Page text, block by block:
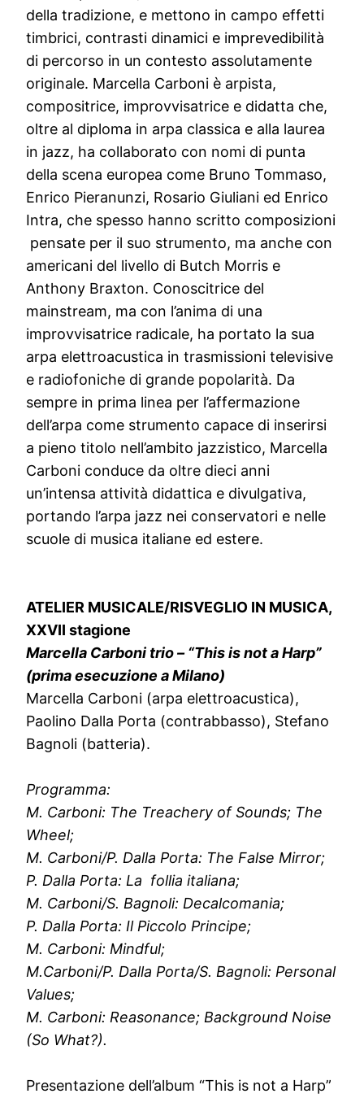
della tradizione, e mettono in campo effetti
timbrici, contrasti dinamici e imprevedibilità
di percorso in un contesto assolutamente
originale. Marcella Carboni è arpista,
compositrice, improvvisatrice e didatta che,
oltre al diploma in arpa classica e alla laurea
in jazz, ha collaborato con nomi di punta
della scena europea come Bruno Tommaso,
Enrico Pieranunzi, Rosario Giuliani ed Enrico
Intra, che spesso hanno scritto composizioni
pensate per il suo strumento, ma anche con
americani del livello di Butch Morris e
Anthony Braxton. Conoscitrice del
mainstream, ma con l’anima di una
improvvisatrice radicale, ha portato la sua
arpa elettroacustica in trasmissioni televisive
e radiofoniche di grande popolarità. Da
sempre in prima linea per l’affermazione
dell’arpa come strumento capace di inserirsi
a pieno titolo nell’ambito jazzistico, Marcella
Carboni conduce da oltre dieci anni
un’intensa attività didattica e divulgativa,
portando l’arpa jazz nei conservatori e nelle
scuole di musica italiane ed estere.
ATELIER MUSICALE/RISVEGLIO IN MUSICA,
XXVII stagione
Marcella Carboni trio – “This is not a Harp”
(prima esecuzione a Milano)
Marcella Carboni (arpa elettroacustica),
Paolino Dalla Porta (contrabbasso), Stefano
Bagnoli (batteria).
Programma:
M. Carboni: The Treachery of Sounds; The
Wheel;
M. Carboni/P. Dalla Porta: The False Mirror;
P. Dalla Porta: La follia italiana;
M. Carboni/S. Bagnoli: Decalcomania;
P. Dalla Porta: Il Piccolo Principe;
M. Carboni: Mindful;
M.Carboni/P. Dalla Porta/S. Bagnoli: Personal
Values;
M. Carboni: Reasonance; Background Noise
(So What?).
Presentazione dell’album “This is not a Harp”